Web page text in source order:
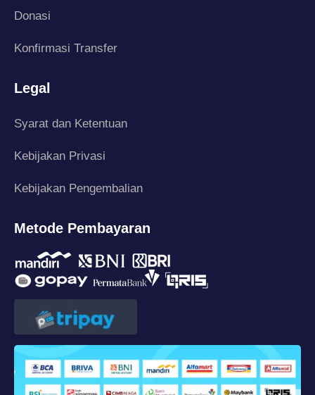
Donasi
Konfirmasi Transfer
Legal
Syarat dan Ketentuan
Kebijakan Privasi
Kebijakan Pengembalian
Metode Pembayaran